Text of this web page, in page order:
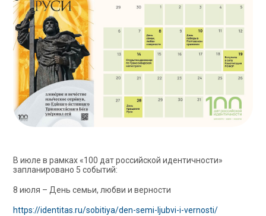
В июле в рамках «100 дат российской идентичности»
запланировано 5 событий:
8 июля – День семьи, любви и верности
https://identitas.ru/sobitiya/den-semi-ljubvi-i-vernosti/